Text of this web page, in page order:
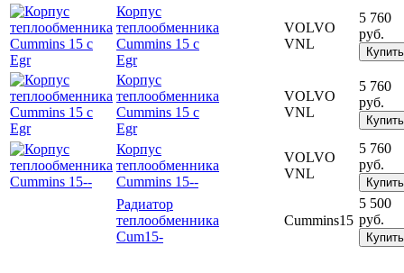
Корпус
теплообменника
Cummins 15 с
Egr
VOLVO
VNL
5 760
руб.
Купить
Корпус
теплообменника
Cummins 15 с
Egr
VOLVO
VNL
5 760
руб.
Купить
Корпус
теплообменника
Cummins 15--
VOLVO
VNL
5 760
руб.
Купить
Радиатор
теплообменника
Cum15-
Cummins15
5 500
руб.
Купить